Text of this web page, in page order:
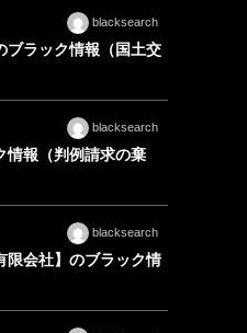
blacksearch
ブラック情報（国土交
blacksearch
情報（判例請求の棄
blacksearch
限会社】のブラック情